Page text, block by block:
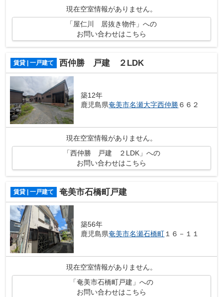
現在空室情報がありません。
「屋仁川 居抜き物件」への
お問い合わせはこちら
賃貸 | 一戸建て 西仲勝 戸建 ２LDK
築12年
鹿児島県奄美市名瀬大字西仲勝６６２
現在空室情報がありません。
「西仲勝 戸建 ２LDK」への
お問い合わせはこちら
賃貸 | 一戸建て 奄美市石橋町戸建
築56年
鹿児島県奄美市名瀬石橋町 １６－１１
現在空室情報がありません。
「奄美市石橋町戸建」への
お問い合わせはこちら